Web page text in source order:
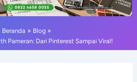
Beranda
Blog
Pameran: Dari Pinterest Sampai Viral!